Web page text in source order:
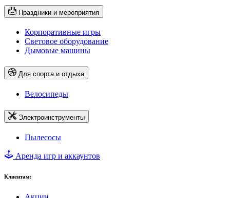
Праздники и мероприятия
Корпоративные игры
Световое оборудование
Дымовые машины
Для спорта и отдыха
Велосипеды
Электроинструменты
Пылесосы
Аренда игр и аккаунтов
Клиентам: